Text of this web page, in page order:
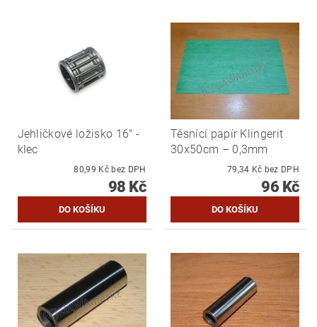
Jehličkové ložisko 16" -
klec
80,99 Kč bez DPH
98 Kč
Těsnící papír Klingerit
30x50cm – 0,3mm
79,34 Kč bez DPH
96 Kč